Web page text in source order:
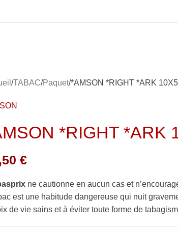
TABAC Paquet *AMSON *RIGHT *ARK
*RIGHT *ARK
€
ne cautionne en aucun cas et
est une habitude dangereuse qui nuit
de vie sains et à éviter toute forme de